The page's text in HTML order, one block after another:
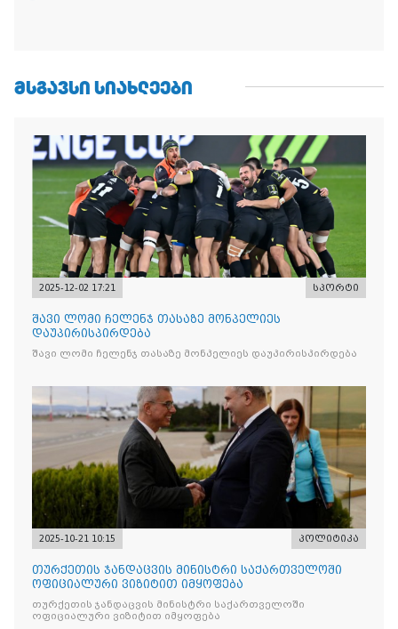
ᲛᲡᲒᲐᲕᲡᲘ ᲡᲘᲐᲮᲚᲔᲔᲑᲘ
2025-12-02 17:21 სპორტი
შავი ლომი ჩელენჯ თასაზე მონპელიეს
დაუპირისპირდება
შავი ლომი ჩელენჯ თასაზე მონპელიეს დაუპირისპირდება
2025-10-21 10:15 პოლიტიკა
თურქეთის ჯანდაცვის მინისტრი საქართველოში
ოფიციალური ვიზიტით იმყოფება
თურქეთის ჯანდაცვის მინისტრი საქართველოში
ოფიციალური ვიზიტით იმყოფება